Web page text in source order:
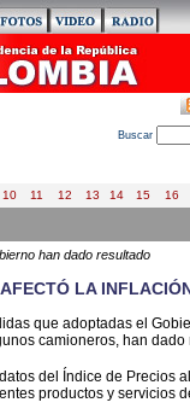
Buscar
10 11 12 13 14 15 16
han dado resultado
LA
que adoptadas el
camioneros, han dado
del Índice de Precios
productos y servicios